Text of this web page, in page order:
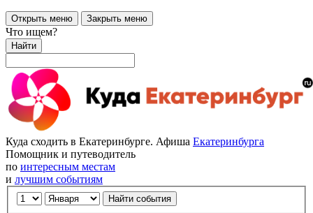
Открыть меню Закрыть меню
Что ищем?
Найти
Куда сходить в Екатеринбурге. Афиша Екатеринбурга
Помощник и путеводитель
по интересным местам
и лучшим событиям